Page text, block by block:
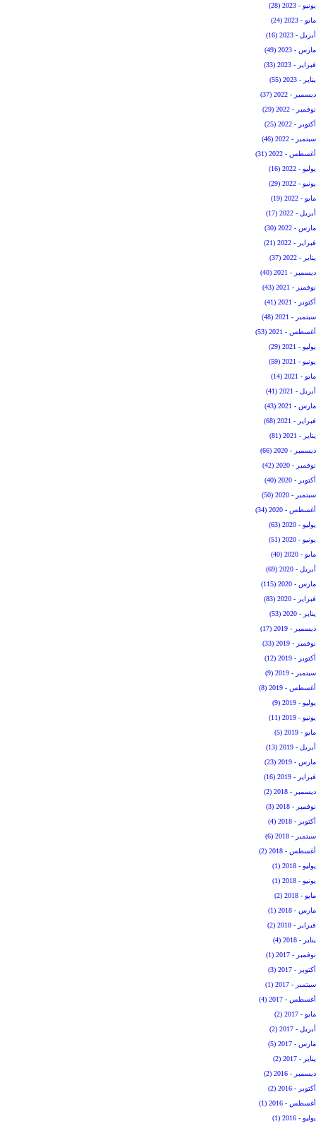
يونيو - 2023 (28)
مايو - 2023 (24)
أبريل - 2023 (16)
مارس - 2023 (49)
فبراير - 2023 (33)
يناير - 2023 (55)
ديسمبر - 2022 (37)
نوفمبر - 2022 (29)
أكتوبر - 2022 (25)
سبتمبر - 2022 (46)
أغسطس - 2022 (31)
يوليو - 2022 (16)
يونيو - 2022 (29)
مايو - 2022 (19)
أبريل - 2022 (17)
مارس - 2022 (30)
فبراير - 2022 (21)
يناير - 2022 (37)
ديسمبر - 2021 (40)
نوفمبر - 2021 (43)
أكتوبر - 2021 (41)
سبتمبر - 2021 (48)
أغسطس - 2021 (53)
يوليو - 2021 (29)
يونيو - 2021 (59)
مايو - 2021 (14)
أبريل - 2021 (41)
مارس - 2021 (43)
فبراير - 2021 (68)
يناير - 2021 (81)
ديسمبر - 2020 (66)
نوفمبر - 2020 (42)
أكتوبر - 2020 (40)
سبتمبر - 2020 (50)
أغسطس - 2020 (34)
يوليو - 2020 (63)
يونيو - 2020 (51)
مايو - 2020 (40)
أبريل - 2020 (69)
مارس - 2020 (115)
فبراير - 2020 (83)
يناير - 2020 (53)
ديسمبر - 2019 (17)
نوفمبر - 2019 (33)
أكتوبر - 2019 (12)
سبتمبر - 2019 (9)
أغسطس - 2019 (8)
يوليو - 2019 (9)
يونيو - 2019 (11)
مايو - 2019 (5)
أبريل - 2019 (13)
مارس - 2019 (23)
فبراير - 2019 (16)
ديسمبر - 2018 (2)
نوفمبر - 2018 (3)
أكتوبر - 2018 (4)
سبتمبر - 2018 (6)
أغسطس - 2018 (2)
يوليو - 2018 (1)
يونيو - 2018 (1)
مايو - 2018 (2)
مارس - 2018 (1)
فبراير - 2018 (2)
يناير - 2018 (4)
نوفمبر - 2017 (1)
أكتوبر - 2017 (3)
سبتمبر - 2017 (1)
أغسطس - 2017 (4)
مايو - 2017 (2)
أبريل - 2017 (2)
مارس - 2017 (5)
يناير - 2017 (2)
ديسمبر - 2016 (2)
أكتوبر - 2016 (2)
أغسطس - 2016 (1)
يوليو - 2016 (1)